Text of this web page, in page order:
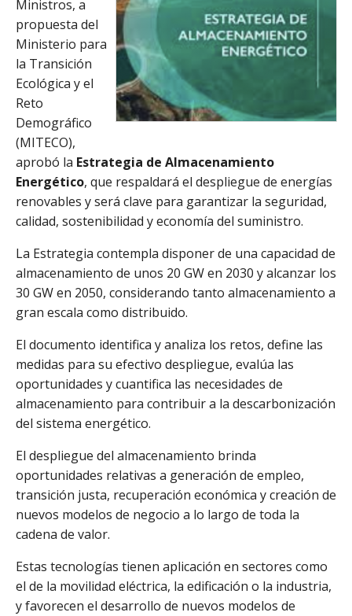
Ministros, a
propuesta del
Ministerio para
la Transición
Ecológica y el
Reto
Demográfico
(MITECO),
aprobó la Estrategia de Almacenamiento
Energético, que respaldará el despliegue de energías
renovables y será clave para garantizar la seguridad,
calidad, sostenibilidad y economía del suministro.
La Estrategia contempla disponer de una capacidad de
almacenamiento de unos 20 GW en 2030 y alcanzar los
30 GW en 2050, considerando tanto almacenamiento a
gran escala como distribuido.
El documento identifica y analiza los retos, define las
medidas para su efectivo despliegue, evalúa las
oportunidades y cuantifica las necesidades de
almacenamiento para contribuir a la descarbonización
del sistema energético.
El despliegue del almacenamiento brinda
oportunidades relativas a generación de empleo,
transición justa, recuperación económica y creación de
nuevos modelos de negocio a lo largo de toda la
cadena de valor.
Estas tecnologías tienen aplicación en sectores como
el de la movilidad eléctrica, la edificación o la industria,
y favorecen el desarrollo de nuevos modelos de